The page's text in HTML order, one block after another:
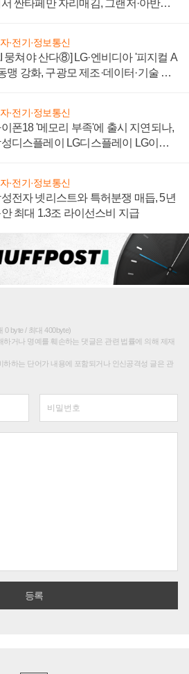
싼타페만 자리매김, 그랜저·아반떼
·전기·정보통신
뭉쳐야 산다⑧] LG·엔비디아 '피지컬 A
맹 강화, 구광모 제조·데이터·기술 결
·전기·정보통신
폰18 '메모리 부족'에 출시 지연되나,
디스플레이 LG디스플레이 LG이노
·전기·정보통신
전자 넷리스트와 특허분쟁 매듭, 5년
최대 1.3조 라이선스비 지급
0 byte / 최대 400byte)
거나 명예를 훼손하는 댓글은 관련 법률에 의해 제재
하하는 단어가 내용에 포함되거나 인신공격성 글은 관